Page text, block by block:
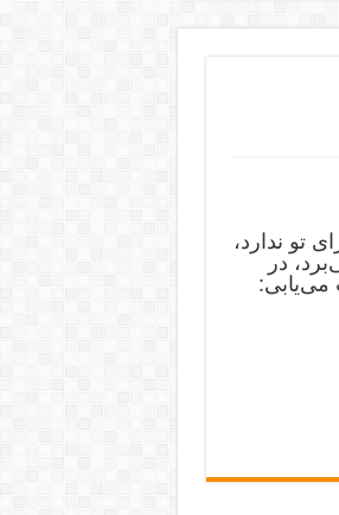
تو ندارد،
در
می‌یابی: